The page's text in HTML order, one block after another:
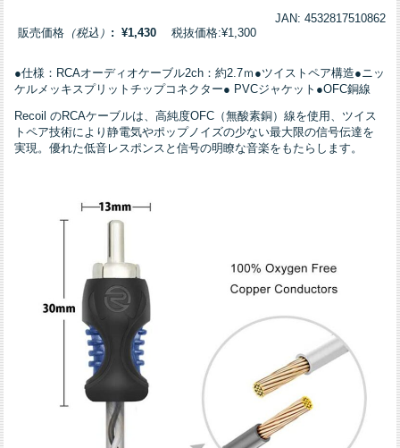
JAN: 4532817510862
販売価格 （税込） : ¥1,430 税抜価格:¥1,300
●仕様：RCAオーディオケーブル2ch：約2.7ｍ●ツイストペア構造●ニッ
ケルメッキスプリットチップコネクター● PVCジャケット●OFC銅線
Recoil のRCAケーブルは、高純度OFC（無酸素銅）線を使用、ツイス
トペア技術により静電気やポップノイズの少ない最大限の信号伝達を
実現。優れた低音レスポンスと信号の明瞭な音楽をもたらします。